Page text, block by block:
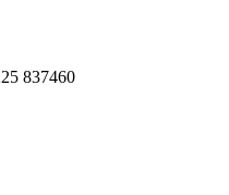
837460